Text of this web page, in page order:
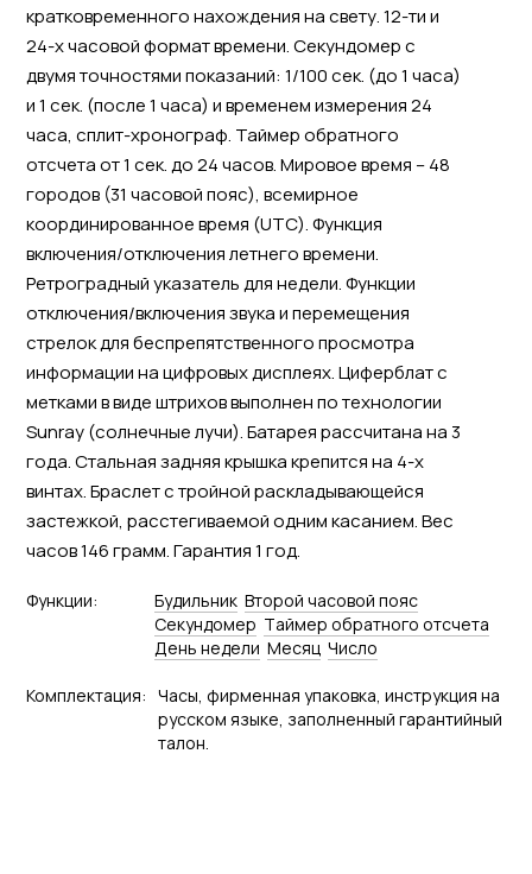
кратковременного нахождения на свету. 12-ти и
24-х часовой формат времени. Секундомер с
двумя точностями показаний: 1/100 сек. (до 1 часа)
и 1 сек. (после 1 часа) и временем измерения 24
часа, сплит-хронограф. Таймер обратного
отсчета от 1 cек. до 24 часов. Мировое время – 48
городов (31 часовой пояс), всемирное
координированное время (UTC). Функция
включения/отключения летнего времени.
Ретроградный указатель для недели. Функции
отключения/включения звука и перемещения
стрелок для беспрепятственного просмотра
информации на цифровых дисплеях. Циферблат с
метками в виде штрихов выполнен по технологии
Sunray (солнечные лучи). Батарея рассчитана на 3
года. Стальная задняя крышка крепится на 4-х
винтах. Браслет с тройной раскладывающейся
застежкой, расстегиваемой одним касанием. Вес
часов 146 грамм. Гарантия 1 год.
Функции: Будильник Второй часовой пояс
Секундомер Tаймер обратного отсчета
День недели Месяц Число
Комплектация: Часы, фирменная упаковка, инструкция на
русском языке, заполненный гарантийный
талон.